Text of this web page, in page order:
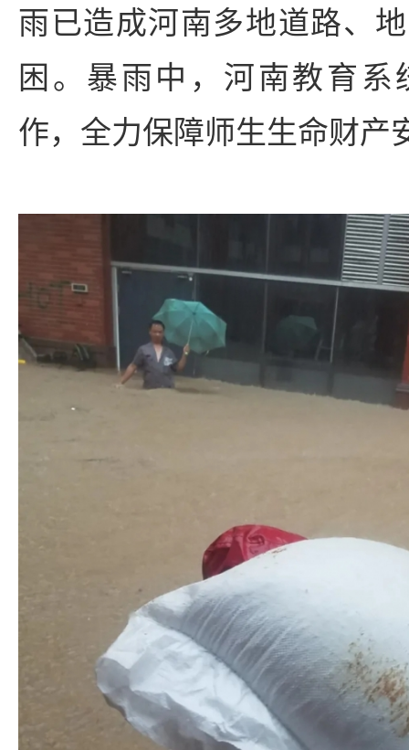
雨已造成河南多地道路、
困。暴雨中，河南教育系
作，全力保障师生生命财产